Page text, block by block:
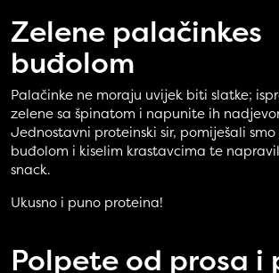
Zelene palačinkes
buđolom
Palačinke ne moraju uvijek biti slatke;
zelene sa špinatom i napunite ih
Jednostavni proteinski sir, pomiješali smo
buđolom i kiselim krastavcima te
snack.
Ukusno i puno proteina!
Polpete od prosa i